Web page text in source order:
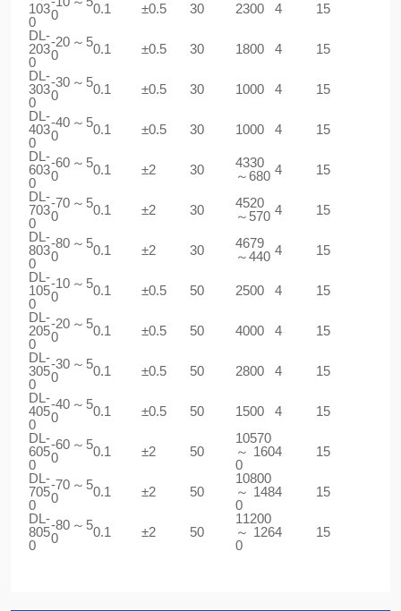
103
0
0
0.1 ±0.5 30 2300 4
15
DL-
203
0
-20～5
0
0.1 ±0.5 30 1800 4
15
DL-
303
0
-30～5
0
0.1 ±0.5 30 1000 4
15
DL-
403
0
-40～5
0
0.1 ±0.5 30 1000 4
15
DL-
603
0
-60～5
0
0.1 ±2 30
4330
～680 4
15
DL-
703
0
-70～5
0
0.1 ±2 30
4520
～570 4
15
DL-
803
0
-80～5
0
0.1 ±2 30
4679
～440 4
15
DL-
105
0
-10～5
0
0.1 ±0.5 50 2500 4
15
DL-
205
0
-20～5
0
0.1 ±0.5 50 4000 4
15
DL-
305
0
-30～5
0
0.1 ±0.5 50 2800 4
15
DL-
405
0
-40～5
0
0.1 ±0.5 50 1500 4
15
DL-
605
0
-60～5
0
0.1 ±2 50
10570
～160
0
4
15
DL-
705
0
-70～5
0
0.1 ±2 50
10800
～148
0
4
15
DL-
805
0
-80～5
0
0.1 ±2 50
11200
～126
0
4 15